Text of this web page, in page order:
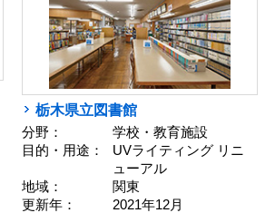
栃木県立図書館
分野：
学校・教育施設
目的・用途：
UVライティング リニ
ューアル
地域：
関東
更新年：
2021年12月